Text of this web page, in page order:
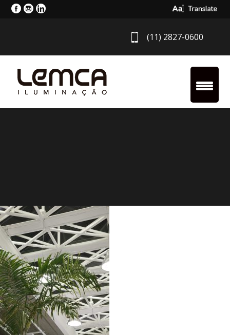
Select
(11) 2827-0600